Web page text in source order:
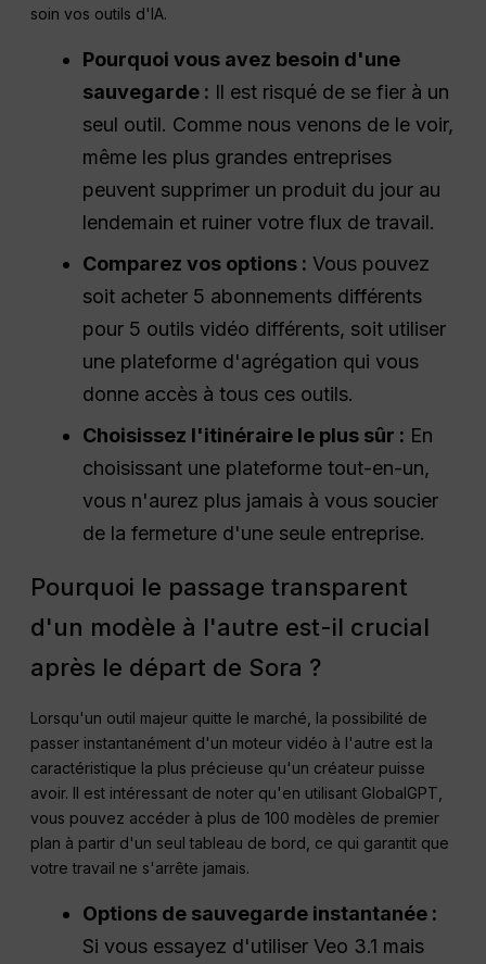
soin vos outils d'IA.
Pourquoi vous avez besoin d'une
sauvegarde : Il est risqué de se fier à un
seul outil. Comme nous venons de le voir,
même les plus grandes entreprises
peuvent supprimer un produit du jour au
lendemain et ruiner votre flux de travail.
Comparez vos options : Vous pouvez
soit acheter 5 abonnements différents
pour 5 outils vidéo différents, soit utiliser
une plateforme d'agrégation qui vous
donne accès à tous ces outils.
Choisissez l'itinéraire le plus sûr : En
choisissant une plateforme tout-en-un,
vous n'aurez plus jamais à vous soucier
de la fermeture d'une seule entreprise.
Pourquoi le passage transparent
d'un modèle à l'autre est-il crucial
après le départ de Sora ?
Lorsqu'un outil majeur quitte le marché, la possibilité de
passer instantanément d'un moteur vidéo à l'autre est la
caractéristique la plus précieuse qu'un créateur puisse
avoir. Il est intéressant de noter qu'en utilisant GlobalGPT,
vous pouvez accéder à plus de 100 modèles de premier
plan à partir d'un seul tableau de bord, ce qui garantit que
votre travail ne s'arrête jamais.
Options de sauvegarde instantanée :
Si vous essayez d'utiliser Veo 3.1 mais